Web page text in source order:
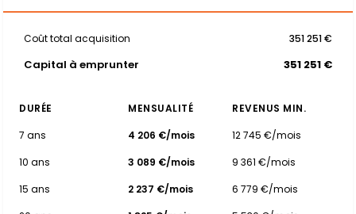
Coût total acquisition 351 251 €
Capital à emprunter 351 251 €
DURÉE MENSUALITÉ
REVENUS MIN.
7 ans
4 206 €/mois
12 745 €/mois
10 ans
3 089 €/mois
9 361 €/mois
15 ans
2 237 €/mois
6 779 €/mois